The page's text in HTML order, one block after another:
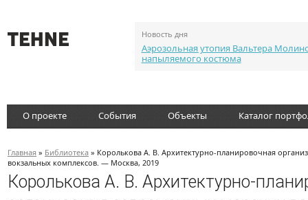
Новость дня
Аэрозольная утопия Вальтера
напыляемого костюма
О проекте События Объекты Каталог
Главная » Библиотека » Королькова А. В. Архитектурно-планировочная
вокзальных комплексов. — Москва, 2019
Королькова А. В. Архитектурно-